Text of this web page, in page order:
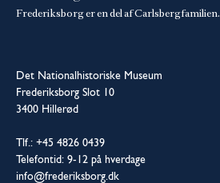
Frederiksborg er en del af Carlsbergfamilien.
Det Nationalhistoriske Museum
Frederiksborg Slot 10
3400 Hillerød
Tlf.: +45 4826 0439
Telefontid: 9-12 på hverdage
info@frederiksborg.dk